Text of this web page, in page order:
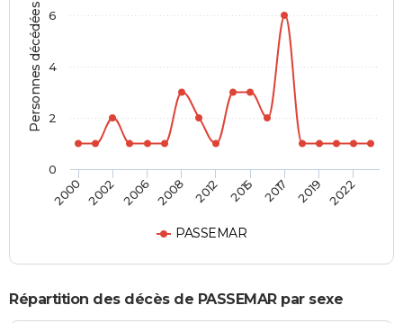
Personnes décédées
PASSEMAR
2000 2002 2006 2008 2012 2015 2017 2019 2022
0
2
4
6
Répartition des décès de PASSEMAR par sexe